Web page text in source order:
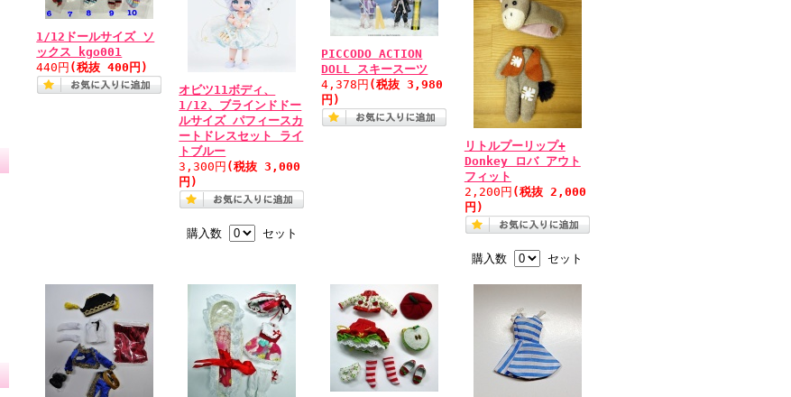
1/12ドールサイズ ソ
ックス kgo001
440円 (税抜 400円)
オビツ11ボディ、
1/12、ブラインドドー
ルサイズ パフィースカ
ートドレスセット ライ
トブルー
3,300円 (税抜 3,000
円)
購入数 セット
PICCODO ACTION
DOLL スキースーツ
4,378円 (税抜 3,980
円)
リトルプーリップ+
Donkey ロバ アウト
フィット
2,200円 (税抜 2,000
円)
購入数 セット